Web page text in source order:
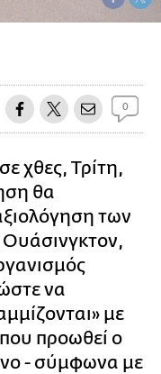
0
χθες, Τρίτη,
θα
των
να
με
προωθεί ο
- σύμφωνα με